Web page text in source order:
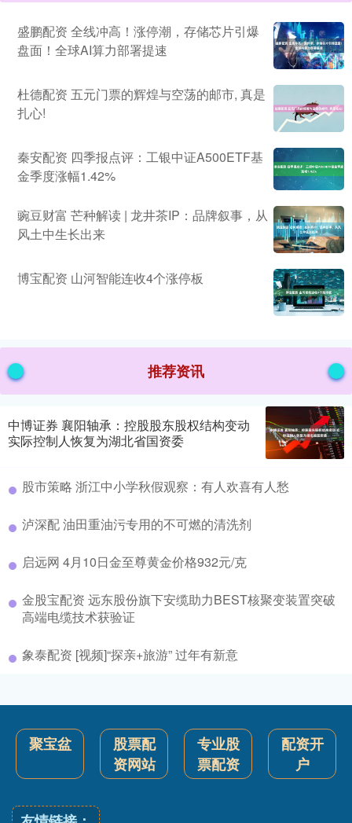
盛鹏配资 全线冲高！涨停潮，存储芯片引爆
盘面！全球AI算力部署提速
杜德配资 五元门票的辉煌与空荡的邮市, 真是
扎心!
秦安配资 四季报点评：工银中证A500ETF基
金季度涨幅1.42%
豌豆财富 芒种解读 | 龙井茶IP：品牌叙事，从
风土中生长出来
博宝配资 山河智能连收4个涨停板
推荐资讯
中博证券 襄阳轴承：控股股东股权结构变动
实际控制人恢复为湖北省国资委
股市策略 浙江中小学秋假观察：有人欢喜有人愁
泸深配 油田重油污专用的不可燃的清洗剂
启远网 4月10日金至尊黄金价格932元/克
金股宝配资 远东股份旗下安缆助力BEST核聚变装置突破
高端电缆技术获验证
象泰配资 [视频]“探亲+旅游” 过年有新意
聚宝盆
股票配
资网站
专业股
票配资
配资开
户